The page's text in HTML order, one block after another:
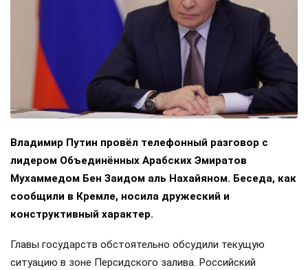
Владимир Путин провёл телефонный разговор с
лидером Объединённых Арабских Эмиратов
Мухаммедом Бен Заидом аль Нахайяном. Беседа, как
сообщили в Кремле, носила дружеский и
конструктивный характер.
Главы государств обстоятельно обсудили текущую
ситуацию в зоне Персидского залива. Российский